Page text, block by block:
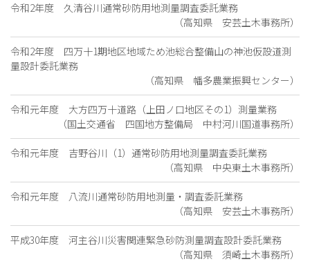
令和2年度 久清谷川通常砂防用地測量調査委託業務
（高知県 安芸土木事務所）
令和2年度 四万十1期地区地域ため池総合整備山の神池仮設道測
量設計委託業務
（高知県 幡多農業振興センター）
令和元年度 大方四万十道路（上田ノ口地区その1）測量業務
（国土交通省 四国地方整備局 中村河川国道事務所）
令和元年度 吉野谷川（1）通常砂防用地測量調査委託業務
（高知県 中央東土木事務所）
令和元年度 八流川通常砂防用地測量・調査委託業務
（高知県 安芸土木事務所）
平成30年度 河主谷川災害関連緊急砂防測量調査設計委託業務
（高知県 須崎土木事務所）